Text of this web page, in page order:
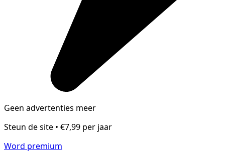
Geen advertenties meer
Steun de site • €7,99 per jaar
Word premium